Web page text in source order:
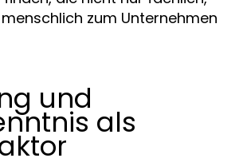
zum Unternehmen
und
als